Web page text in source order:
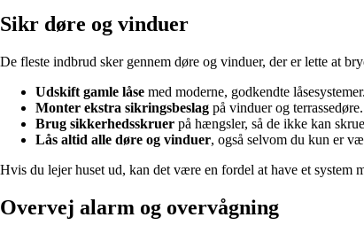
Sikr døre og vinduer
De fleste indbrud sker gennem døre og vinduer, der er lette at
Udskift gamle låse med moderne, godkendte låsesystemer.
Monter ekstra sikringsbeslag på vinduer og terrassedøre.
Brug sikkerhedsskruer på hængsler, så de ikke kan
Lås altid alle døre og vinduer, også selvom du kun er
Hvis du lejer huset ud, kan det være en fordel at have et system
Overvej alarm og overvågning